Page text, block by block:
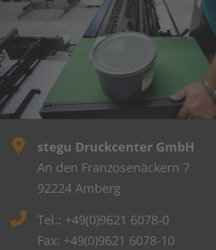
stegu Druckcenter GmbH
An den Franzosenäckern 7
92224 Amberg
Tel.: +49(0)9621 6078-0
Fax: +49(0)9621 6078-10